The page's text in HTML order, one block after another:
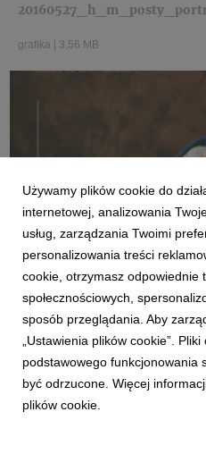
grafika 3,56 MB
grafika| 439 KB
grafika| 4,01 MB
Używamy plików cookie do
internetowej, analizowania
usług, zarządzania Twoimi
personalizowania treści
cookie, otrzymasz odpowiednie
społecznościowych,
sposób przeglądania. Aby
„Ustawienia plików cookie”.
podstawowego funkcjonowania
być odrzucone. Więcej
plików cookie.